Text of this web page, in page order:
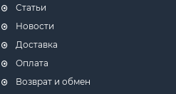
Статьи
Новости
Доставка
Оплата
Возврат и обмен